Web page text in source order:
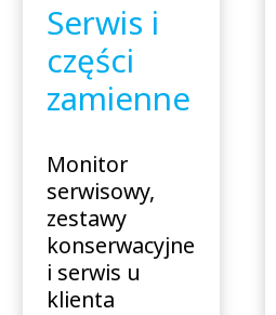
Serwis i
części
zamienne
Monitor
serwisowy,
zestawy
konserwacyjne
i serwis u
klienta